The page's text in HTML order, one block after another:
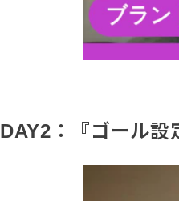
DAY2：『ゴール設